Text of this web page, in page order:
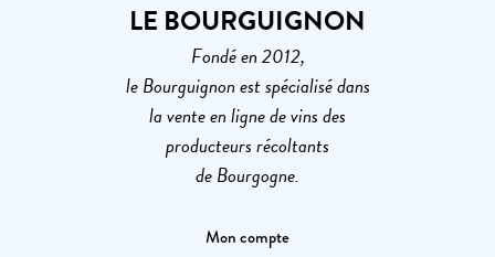
LE BOURGUIGNON
Fondé en 2012,
le Bourguignon est spécialisé dans
la vente en ligne de vins des
producteurs récoltants
de Bourgogne.
Mon compte